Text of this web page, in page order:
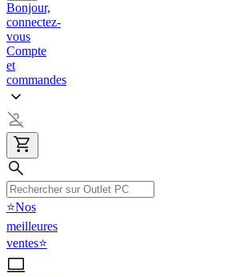
Bonjour,
connectez-
vous
Compte
et
commandes
⭐Nos
meilleures
ventes⭐